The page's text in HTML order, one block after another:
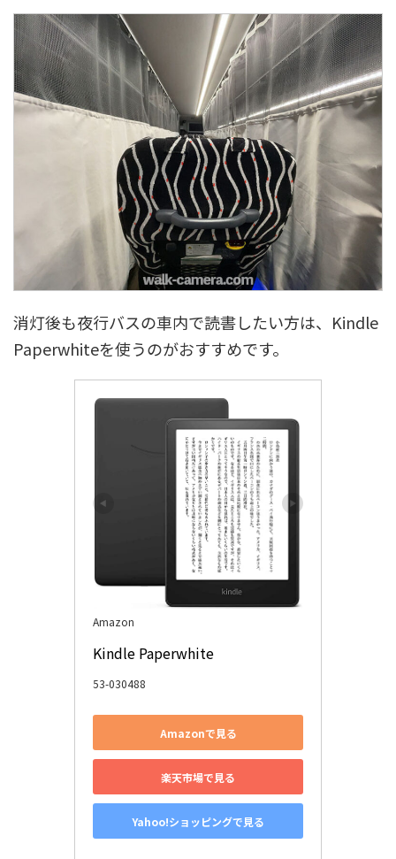
消灯後も夜行バスの車内で読書したい方は、Kindle
Paperwhiteを使うのがおすすめです。
Amazon
Kindle Paperwhite
53-030488
Amazonで見る
楽天市場で見る
Yahoo!ショッピングで見る